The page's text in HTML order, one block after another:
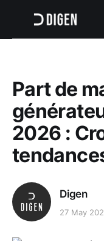
Part de
2026 :
Digen
27 May